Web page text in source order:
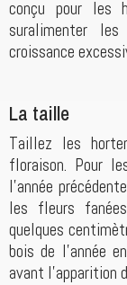
conçu pour les
suralimenter
croissance
La taille
Taillez les
floraison. Pour
l'année
les fleurs
quelques
bois de l'année
avant l'apparition